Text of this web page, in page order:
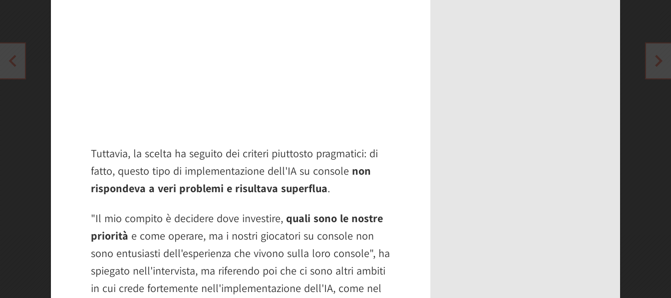
Tuttavia, la scelta ha seguito dei criteri piuttosto pragmatici: di
fatto, questo tipo di implementazione dell'IA su console non
rispondeva a veri problemi e risultava superflua.
"Il mio compito è decidere dove investire, quali sono le nostre
priorità e come operare, ma i nostri giocatori su console non
sono entusiasti dell'esperienza che vivono sulla loro console", ha
spiegato nell'intervista, ma riferendo poi che ci sono altri ambiti
in cui crede fortemente nell'implementazione dell'IA, come nel